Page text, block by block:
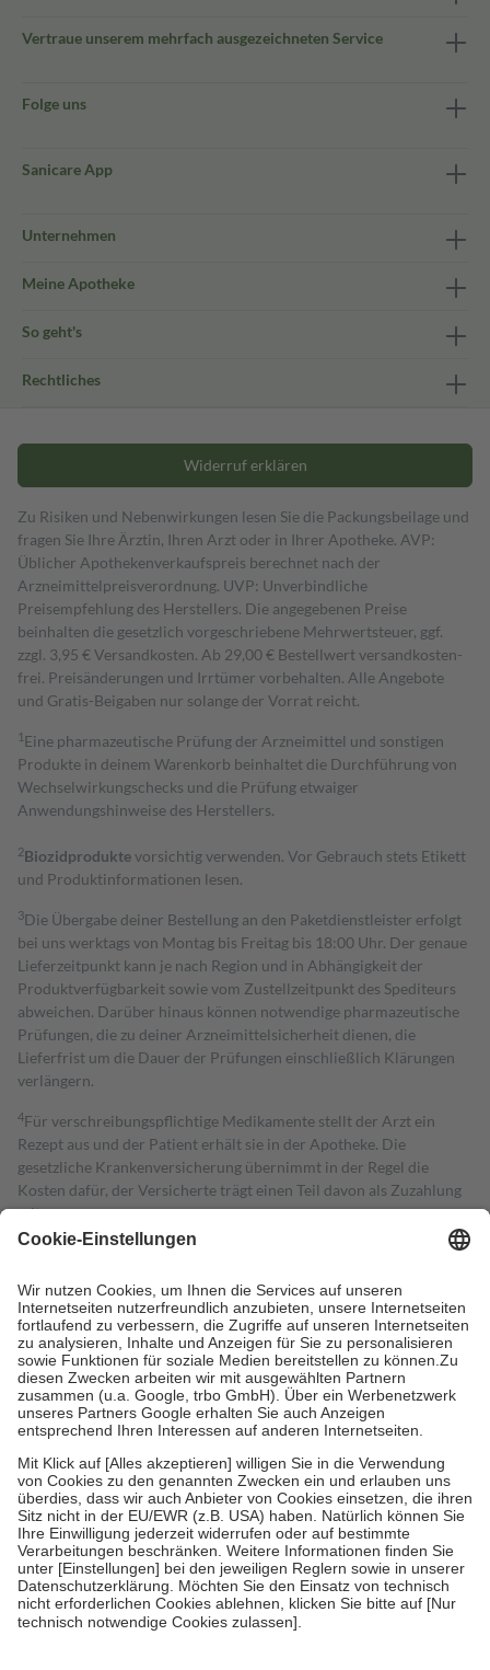
Vertraue unserem mehrfach ausgezeichneten Service
Folge uns
Sanicare App
Unternehmen
Meine Apotheke
So geht's
Rechtliches
Widerruf erklären
Zu Risiken und Nebenwirkungen lesen Sie die Packungsbeilage und
fragen Sie Ihre Ärztin, Ihren Arzt oder in Ihrer Apotheke. AVP:
Üblicher Apothekenverkaufspreis berechnet nach der
Arzneimittelpreisverordnung. UVP: Unverbindliche
Preisempfehlung des Herstellers. Die angegebenen Preise
beinhalten die gesetzlich vorgeschriebene Mehrwertsteuer, ggf.
zzgl. 3,95 € Versandkosten. Ab 29,00 € Bestell­wert versand­kosten­
frei. Preisänderungen und Irrtümer vorbehalten. Alle Angebote
und Gratis-Beigaben nur solange der Vorrat reicht.
1 Eine pharmazeutische Prüfung der Arzneimittel und sonstigen
Produkte in deinem Warenkorb beinhaltet die Durchführung von
Wechselwirkungschecks und die Prüfung etwaiger
Anwendungshinweise des Herstellers.
2Biozidproduktevorsichtig verwenden. Vor Gebrauch stets Etikett
und Produktinformationen lesen.
3Die Übergabe deiner Bestellung an den Paketdienstleister erfolgt
bei uns werktags von Montag bis Freitag bis 18:00 Uhr. Der genaue
Lieferzeitpunkt kann je nach Region und in Abhängigkeit der
Produktverfügbarkeit sowie vom Zustellzeitpunkt des Spediteurs
abweichen. Darüber hinaus können notwendige pharmazeutische
Prüfungen, die zu deiner Arzneimittelsicherheit dienen, die
Lieferfrist um die Dauer der Prüfungen einschließlich Klärungen
verlängern.
4Für verschreibungspflichtige Medikamente stellt der Arzt ein
Rezept aus und der Patient erhält sie in der Apotheke. Die
gesetzliche Krankenversicherung übernimmt in der Regel die
Kosten dafür, der Versicherte trägt einen Teil davon als Zuzahlung
mit.
Grundsätzlich leisten Mitglieder Zuzahlungen in Höhe von zehn
höchstens zehn Euro.
Es sind jedoch nie mehr als die tatsächlichen
Kosten der Leistung zu entrichten.
Diese Regeln gelten grundsätzlich auch für Online-Apotheken.
Bei Heilmitteln und häuslicher Krankenpflege beträgt die
Zuzahlung zehn Prozent der Kosten sowie zehn Euro je
Verordnung.
Um das Engagement der Versicherten für ihre eigene Gesundheit zu
stärken und die besondere Stellung der Familie zu unterstützen,
fallenkeine Zuzahlungenan bei:
• Kindern und Jugendlichen bis zum vollendeten 18. Lebensjahr
mit Ausnahme der Fahrkosten
• Untersuchungen zur Vorsorge und Früherkennung, die von der
GKV getragen werden
• empfohlenen Schutzimpfungen
• Harn- und Blutteststreifen